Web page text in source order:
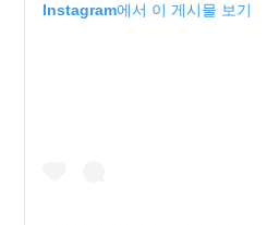
Instagram에서 이 게시물 보기